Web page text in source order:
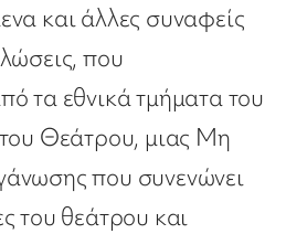
και άλλες συναφείς
που
τα εθνικά τμήματα του
Θεάτρου, μιας Μη
που συνενώνει
του θεάτρου και